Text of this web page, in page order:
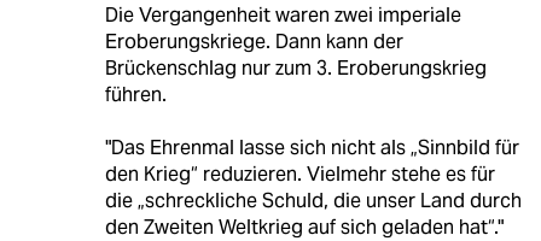
Die Vergangenheit waren zwei imperiale
Eroberungskriege. Dann kann der
Brückenschlag nur zum 3. Eroberungskrieg
führen.
"Das Ehrenmal lasse sich nicht als „Sinnbild für
den Krieg“ reduzieren. Vielmehr stehe es für
die „schreckliche Schuld, die unser Land durch
den Zweiten Weltkrieg auf sich geladen hat“."